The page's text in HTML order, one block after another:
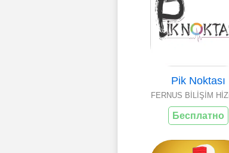
Pik Noktası
FERNUS BİLİŞİM
Бесплатно